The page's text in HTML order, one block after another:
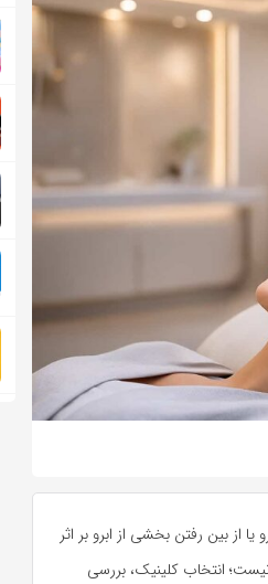
از بین رفتن بخشی از ابرو بر اثر
انتخاب کلینیک، بررسی